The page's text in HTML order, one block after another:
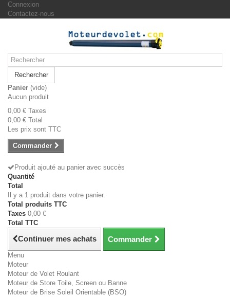
Connexion
Contactez-nous
Rechercher
Panier (vide)
Aucun produit
0,00 € Taxes
0,00 € Total
Les prix sont TTC
Commander
Produit ajouté au panier avec succès
Quantité
Total
Il y a 1 produit dans votre panier.
Total produits TTC
Taxes 0,00 €
Total TTC
Continuer mes achats Commander
Menu
Moteur
Moteur de Volet Roulant
Moteur de Store Toile, Screen ou Banne
Moteur de Brise Soleil Orientable (BSO)